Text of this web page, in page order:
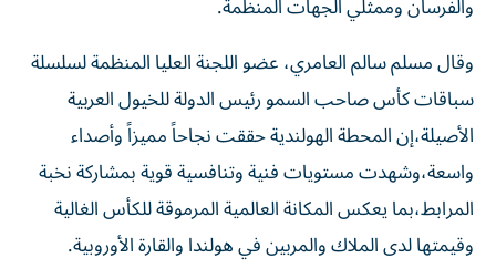
وقال مسلم سالم العامري، عضو اللجنة العليا المنظمة لسلسلة
سباقات كأس صاحب السمو رئيس الدولة للخيول العربية
الأصيلة،إن المحطة الهولندية حققت نجاحاً مميزاً وأصداء
واسعة،وشهدت مستويات فنية وتنافسية قوية بمشاركة نخبة
المرابط،بما يعكس المكانة العالمية المرموقة للكأس الغالية
وقيمتها لدى الملاك والمربين في هولندا والقارة الأوروبية.